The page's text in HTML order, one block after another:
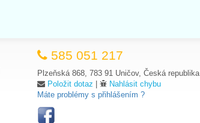
585 051 217
Plzeňská 868, 783 91 Uničov, Česká republika
Položit dotaz |
Nahlásit chybu
Máte problémy s přihlášením ?